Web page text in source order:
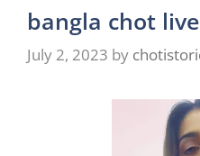
bangla chot live
July 2, 2023 by